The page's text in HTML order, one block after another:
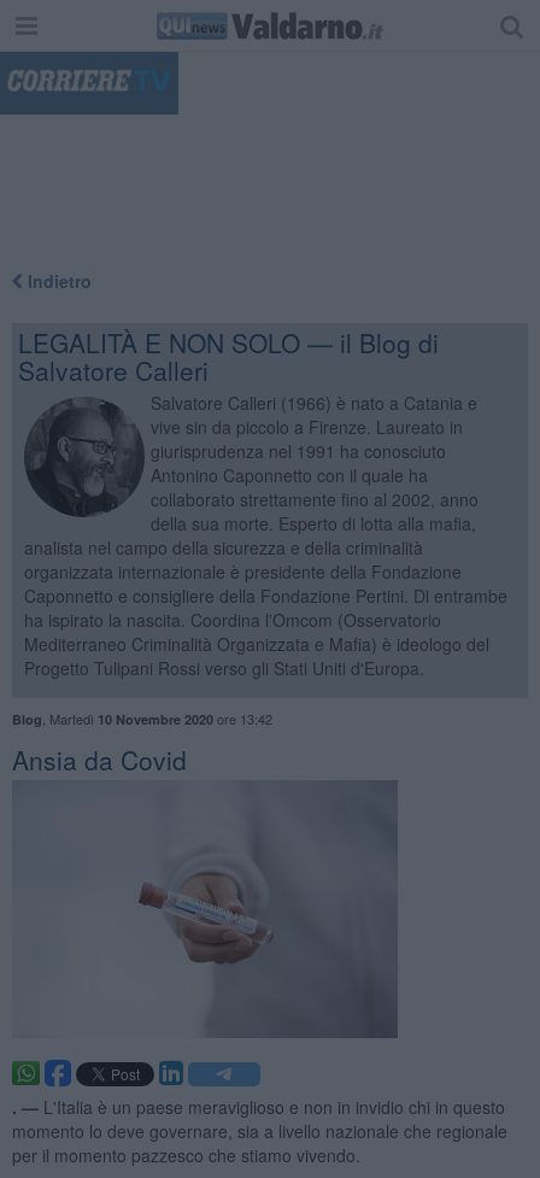
Indietro
LEGALITÀ E NON SOLO — il Blog di
Salvatore Calleri
Salvatore Calleri (1966) è nato a Catania e
vive sin da piccolo a Firenze. Laureato in
giurisprudenza nel 1991 ha conosciuto
Antonino Caponnetto con il quale ha
collaborato strettamente fino al 2002, anno
della sua morte. Esperto di lotta alla mafia,
analista nel campo della sicurezza e della criminalità
organizzata internazionale è presidente della Fondazione
Caponnetto e consigliere della Fondazione Pertini. Di entrambe
ha ispirato la nascita. Coordina l'Omcom (Osservatorio
Mediterraneo Criminalità Organizzata e Mafia) è ideologo del
Progetto Tulipani Rossi verso gli Stati Uniti d'Europa.
Blog Martedì 10 Novembre 2020ore 13:42
Ansia da Covid
. — L'Italia è un paese meraviglioso e non in invidio chi in questo
momento lo deve governare, sia a livello nazionale che regionale
per il momento pazzesco che stiamo vivendo.